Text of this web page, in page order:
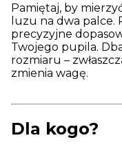
Pamiętaj, by
luzu na dwa palce.
precyzyjne
Twojego pupila.
rozmiaru –
zmienia wagę.
Dla kogo?